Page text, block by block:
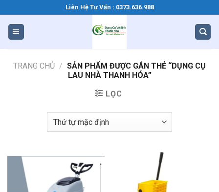
qua
dung
Liên Hệ Tư Vấn : 0373.636.988
TRANG CHỦ / SẢN PHẨM ĐƯỢC GẮN THẺ “DỤNG CỤ
LAU NHÀ THANH HÓA”
LỌC